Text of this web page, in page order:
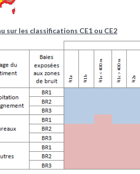
sur les classifications CE1 ou CE2